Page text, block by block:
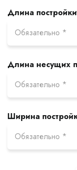
Длина
Длина несущих
Ширина